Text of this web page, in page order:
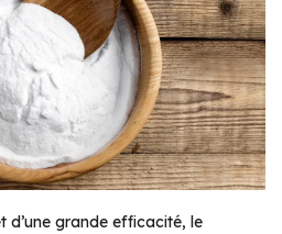
d’une grande efficacité, le